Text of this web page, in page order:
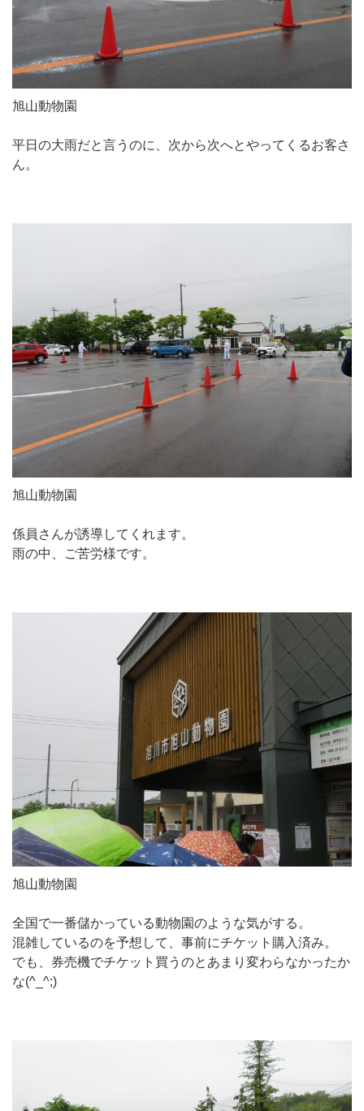
旭山動物園
平日の大雨だと言うのに、次から次へとやってくるお客さ
ん。
旭山動物園
係員さんが誘導してくれます。
雨の中、ご苦労様です。
旭山動物園
全国で一番儲かっている動物園のような気がする。
混雑しているのを予想して、事前にチケット購入済み。
でも、券売機でチケット買うのとあまり変わらなかったか
な(^_^;)